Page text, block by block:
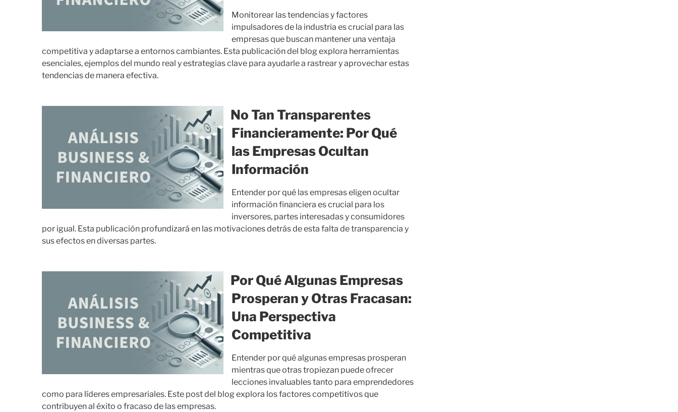
Monitorear las tendencias y factores
impulsadores de la industria es crucial para las
empresas que buscan mantener una ventaja
competitiva y adaptarse a entornos cambiantes. Esta publicación del blog explora herramientas
esenciales, ejemplos del mundo real y estrategias clave para ayudarle a rastrear y aprovechar estas
tendencias de manera efectiva.
No Tan Transparentes
Financieramente: Por Qué
las Empresas Ocultan
Información
Entender por qué las empresas eligen ocultar
información financiera es crucial para los
inversores, partes interesadas y consumidores
por igual. Esta publicación profundizará en las motivaciones detrás de esta falta de transparencia y
sus efectos en diversas partes.
Por Qué Algunas Empresas
Prosperan y Otras Fracasan:
Una Perspectiva
Competitiva
Entender por qué algunas empresas prosperan
mientras que otras tropiezan puede ofrecer
lecciones invaluables tanto para emprendedores
como para líderes empresariales. Este post del blog explora los factores competitivos que
contribuyen al éxito o fracaso de las empresas.